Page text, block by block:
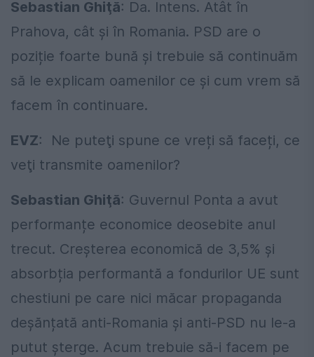
Sebastian Ghiţă: Da. Intens. Atât în
Prahova, cât și în Romania. PSD are o
poziție foarte bună și trebuie să continuăm
să le explicam oamenilor ce și cum vrem să
facem în continuare.
EVZ: Ne puteţi spune ce vreți să faceți, ce
veţi transmite oamenilor?
Sebastian Ghiţă: Guvernul Ponta a avut
performanțe economice deosebite anul
trecut. Creșterea economică de 3,5% și
absorbția performantă a fondurilor UE sunt
chestiuni pe care nici măcar propaganda
deșănțată anti-Romania și anti-PSD nu le-a
putut șterge. Acum trebuie să-i facem pe